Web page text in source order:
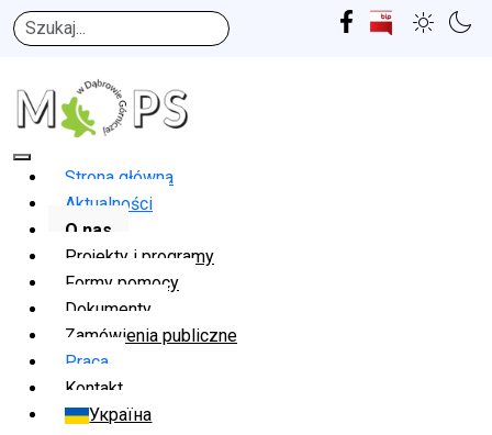
Szukaj
Strona główna
Aktualności
O nas
Projekty i programy
Formy pomocy
Dokumenty
Zamówienia publiczne
Praca
Kontakt
Україна